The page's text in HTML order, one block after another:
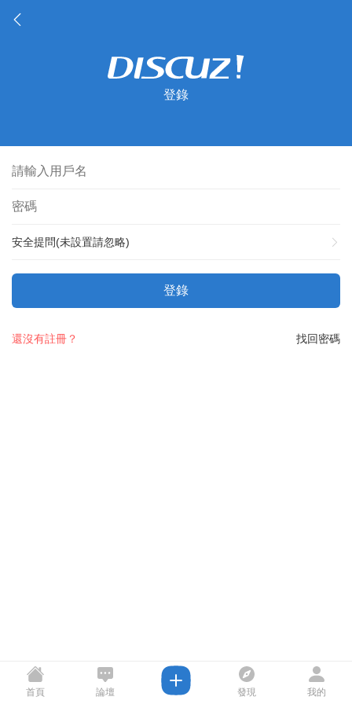
登錄
安全提問(未設置請忽略)
登錄
找回密碼
還沒有註冊？
首頁 論壇 發現 我的